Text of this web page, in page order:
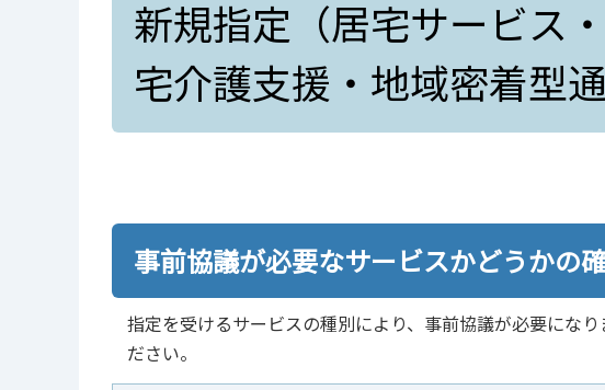
新規指定（居宅サービス
宅介護支援・地域密着型
事前協議が必要なサービスかどうかの
指定を受けるサービスの種別により、事前協議が必要にな
ださい。